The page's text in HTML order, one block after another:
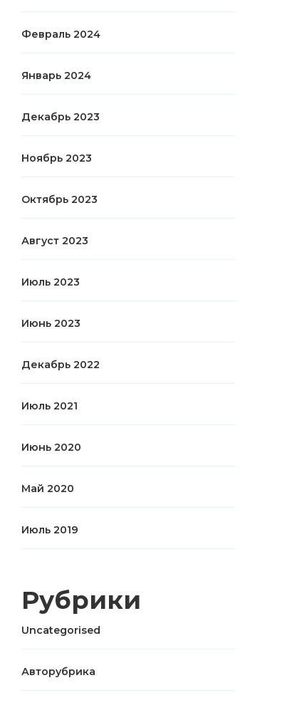
Февраль 2024
Январь 2024
Декабрь 2023
Ноябрь 2023
Октябрь 2023
Август 2023
Июль 2023
Июнь 2023
Декабрь 2022
Июль 2021
Июнь 2020
Май 2020
Июль 2019
Рубрики
Uncategorised
Авторубрика